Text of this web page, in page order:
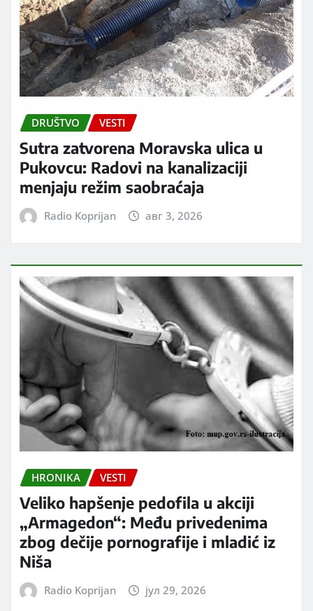
DRUŠTVO VESTI
Sutra zatvorena Moravska ulica u
Pukovcu: Radovi na kanalizaciji
menjaju režim saobraćaja
Radio Koprijan авг 3, 2026
HRONIKA VESTI
Veliko hapšenje pedofila u akciji
„Armagedon“: Među privedenima
zbog dečije pornografije i mladić iz
Niša
Radio Koprijan јул 29, 2026